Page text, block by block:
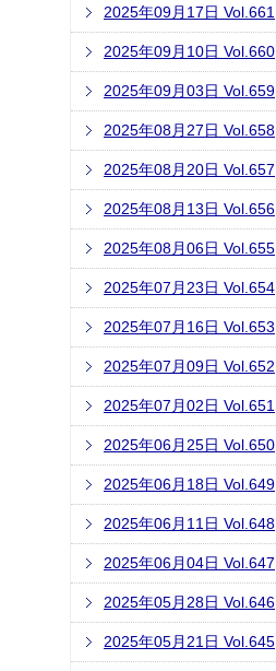
2025年09月17日 Vol.661
2025年09月10日 Vol.660
2025年09月03日 Vol.659
2025年08月27日 Vol.658
2025年08月20日 Vol.657
2025年08月13日 Vol.656
2025年08月06日 Vol.655
2025年07月23日 Vol.654
2025年07月16日 Vol.653
2025年07月09日 Vol.652
2025年07月02日 Vol.651
2025年06月25日 Vol.650
2025年06月18日 Vol.649
2025年06月11日 Vol.648
2025年06月04日 Vol.647
2025年05月28日 Vol.646
2025年05月21日 Vol.645